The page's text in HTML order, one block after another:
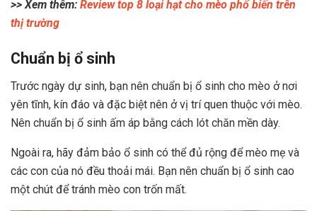
>> Xem thêm: Review top 8 loại hạt cho mèo phổ biến trên
thị trường
Chuẩn bị ổ sinh
Trước ngày dự sinh, bạn nên chuẩn bị ổ sinh cho mèo ở nơi
yên tĩnh, kín đáo và đặc biệt nên ở vị trí quen thuộc với mèo.
Nên chuẩn bị ổ sinh ấm áp bằng cách lót chăn mền dày.
Ngoài ra, hãy đảm bảo ổ sinh có thể đủ rộng để mèo mẹ và
các con của nó đều thoải mái. Bạn nên chuẩn bị ổ sinh cao
một chút để tránh mèo con trốn mất.